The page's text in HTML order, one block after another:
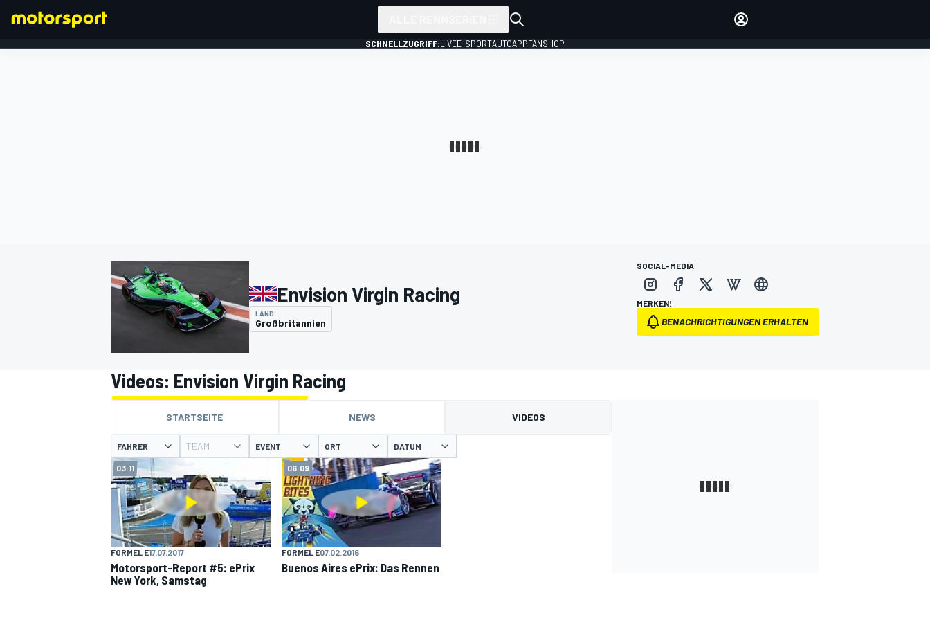
MOTOGP
EINLOGGEN
SCHNELLZUGRIFF:LIVEE-SPORTAUTOAPPFANSHOP
Envision Virgin Racing
LAND
Großbritannien
SOCIAL-MEDIA
MERKEN!
BENACHRICHTIGUNGEN ERHALTEN
Videos: Envision Virgin Racing
STARTSEITE NEWS VIDEOS
FAHRER TEAM EVENT ORT DATUM
03:11
FORMEL E17.07.2017
Motorsport-Report #5: ePrix
New York, Samstag
06:09
FORMEL E07.02.2016
Buenos Aires ePrix: Das Rennen